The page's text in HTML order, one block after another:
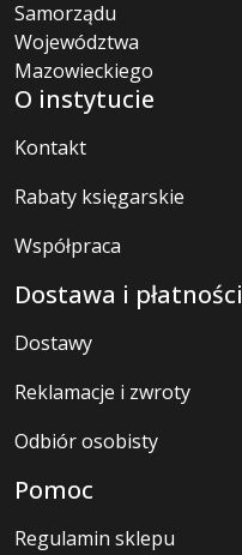
O instytucie
Kontakt
Rabaty księgarskie
Współpraca
Dostawa i płatności
Dostawy
Reklamacje i zwroty
Odbiór osobisty
Pomoc
Regulamin sklepu